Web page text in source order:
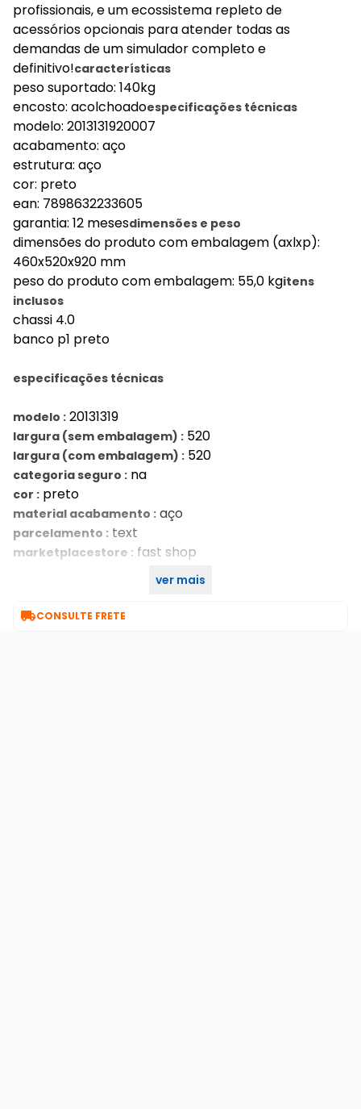
profissionais, e um ecossistema repleto de
acessórios opcionais para atender todas as
demandas de um simulador completo e
definitivo!características
peso suportado: 140kg
encosto: acolchoadoespecificações técnicas
modelo: 2013131920007
acabamento: aço
estrutura: aço
cor: preto
ean: 7898632233605
garantia: 12 mesesdimensões e peso
dimensões do produto com embalagem (axlxp):
460x520x920 mm
peso do produto com embalagem: 55,0 kgitens
inclusos
chassi 4.0
banco p1 preto
especificações técnicas
modelo : 20131319
largura (sem embalagem) : 520
largura (com embalagem) : 520
categoria seguro : na
cor : preto
material acabamento : aço
parcelamento : text
marketplacestore : fast shop
ver mais
CONSULTE FRETE